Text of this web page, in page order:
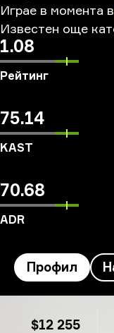
Играе в момента в
Известен още
1.08
Рейтинг
75.14
KAST
70.68
ADR
Профил
$12 255